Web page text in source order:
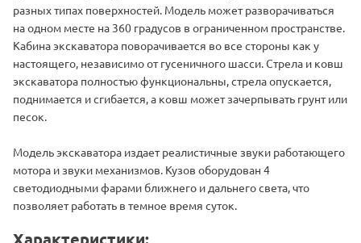
разных типах поверхностей. Модель может разворачиваться
на одном месте на 360 градусов в ограниченном пространстве.
Кабина экскаватора поворачивается во все стороны как у
настоящего, независимо от гусеничного шасси. Стрела и ковш
экскаватора полностью функциональны, стрела опускается,
поднимается и сгибается, а ковш может зачерпывать грунт или
песок.
Модель экскаватора издает реалистичные звуки работающего
мотора и звуки механизмов. Кузов оборудован 4
светодиодными фарами ближнего и дальнего света, что
позволяет работать в темное время суток.